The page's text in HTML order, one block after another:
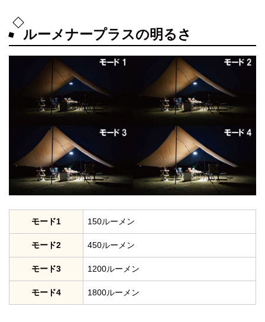
ルーメナープラスの明るさ
モード1 150ルーメン
モード2 450ルーメン
モード3 1200ルーメン
モード4 1800ルーメン